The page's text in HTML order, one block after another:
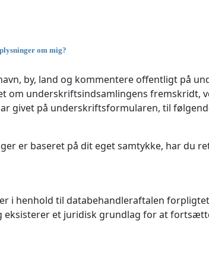
om mig?
by, land og kommentere offentligt på
om underskriftsindsamlingens fremskridt,
givet på underskriftsformularen, til
er baseret på dit eget samtykke, har du
i henhold til databehandleraftalen
eksisterer et juridisk grundlag for at